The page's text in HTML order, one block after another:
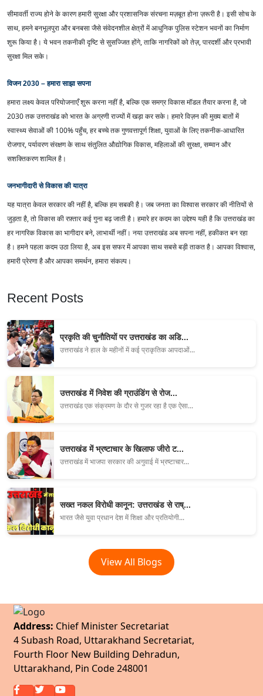
सीमावर्ती राज्य होने के कारण हमारी सुरक्षा और प्रशासनिक संरचना मज़बूत होना ज़रूरी है। इसी सोच के
साथ, हमने बनभूलपुरा और बनबसा जैसे संवेदनशील क्षेत्रों में आधुनिक पुलिस स्टेशन भवनों का निर्माण
शुरू किया है। ये भवन तकनीकी दृष्टि से सुसज्जित होंगे, ताकि नागरिकों को तेज़, पारदर्शी और प्रभावी
सुरक्षा मिल सके।
विजन 2030 – हमारा साझा सपना
हमारा लक्ष्य केवल परियोजनाएँ शुरू करना नहीं है, बल्कि एक समग्र विकास मॉडल तैयार करना है, जो
2030 तक उत्तराखंड को भारत के अग्रणी राज्यों में खड़ा कर सके। हमारे विज़न की मुख्य बातों में
स्वास्थ्य सेवाओं की 100% पहुँच, हर बच्चे तक गुणवत्तापूर्ण शिक्षा, युवाओं के लिए तकनीक-आधारित
रोजगार, पर्यावरण संरक्षण के साथ संतुलित औद्योगिक विकास, महिलाओं की सुरक्षा, सम्मान और
सशक्तिकरण शामिल है।
जनभागीदारी से विकास की यात्रा
यह यात्रा केवल सरकार की नहीं है, बल्कि हम सबकी है। जब जनता का विश्वास सरकार की नीतियों से
जुड़ता है, तो विकास की रफ़्तार कई गुना बढ़ जाती है। हमारे हर कदम का उद्देश्य यही है कि उत्तराखंड का
हर नागरिक विकास का भागीदार बने, लाभार्थी नहीं। नया उत्तराखंड अब सपना नहीं, हकीकत बन रहा
है। हमने पहला कदम उठा लिया है, अब इस सफर में आपका साथ सबसे बड़ी ताकत है। आपका विश्वास,
हमारी प्रेरणा है और आपका समर्थन, हमारा संकल्प।
Recent Posts
प्रकृति की चुनौतियों पर उत्तराखंड का अडि...
उत्तराखंड ने हाल के महीनों में कई प्राकृतिक आपदाओं...
उत्तराखंड में निवेश की ग्राउंडिंग से रोज...
उत्तराखंड एक संक्रमण के दौर से गुजर रहा है एक ऐसा...
उत्तराखंड में भ्रष्टाचार के खिलाफ जीरो ट...
उत्तराखंड में भाजपा सरकार की अगुवाई में भ्रष्टाचार...
सख्त नकल विरोधी कानून: उत्तराखंड से राष्...
भारत जैसे युवा प्रधान देश में शिक्षा और प्रतियोगी...
View All Blogs
Address: Chief Minister Secretariat
4 Subash Road, Uttarakhand Secretariat,
Fourth Floor New Building Dehradun,
Uttarakhand, Pin Code 248001